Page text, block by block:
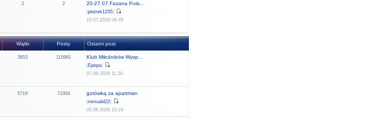
2 2 20-27.07 Fazana Pula...
(piotrek1255)
15.07.2026 06:49
Wątki Posty Ostatni post
3853 110981 Klub Miłośników Wysp...
(Epepa)
07.08.2026 11:30
5719 71004 gotówką za apartman
(romuald22)
05.08.2026 15:24